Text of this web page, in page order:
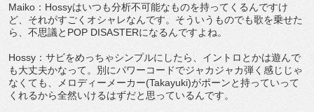
Maiko：Hossyはいつも分析不可能なものを持ってくるんですけ
ど、それがすごくオシャレなんです。そういうものでも歌を乗せた
ら、不思議とPOP DISASTERになるんですよね。
Hossy：サビをめっちゃシンプルにしたら、イントロとかは遊んで
も大丈夫かなって。別にパワーコードでジャカジャカ弾く感じじゃ
なくても、メロディーメーカー(Takayuki)がポーンと持っていって
くれるから全然いけるはずだと思っているんです。